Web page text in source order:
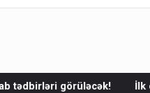
İlk dəfə ortaya çıxdı!